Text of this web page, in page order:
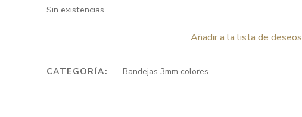
Sin existencias
Añadir a la lista de deseos
CATEGORÍA: Bandejas 3mm colores